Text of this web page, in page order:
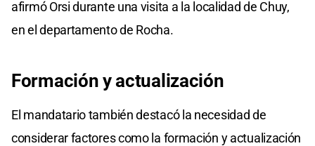
afirmó Orsi durante una visita a la localidad de Chuy,
en el departamento de Rocha.
Formación y actualización
El mandatario también destacó la necesidad de
considerar factores como la formación y actualización